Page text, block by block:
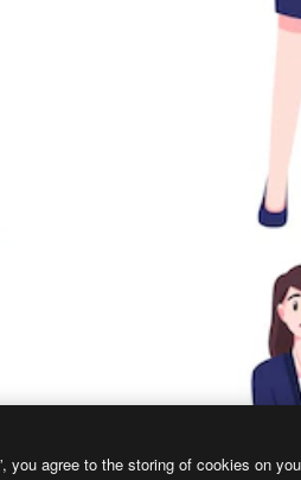
you agree to the storing of cookies on